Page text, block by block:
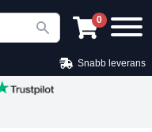
0
Snabb leverans